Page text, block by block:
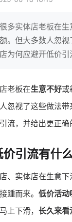
很多实体店老板在
。但大多数人忽
为何应避开低价引
老板在生意不好或
忽视了这些做法带
流，并给出更正确
价引流有什
、实体店在生意下
踵而来。 低价活动
上下滑， 长久来
有赞破局新
IT
意